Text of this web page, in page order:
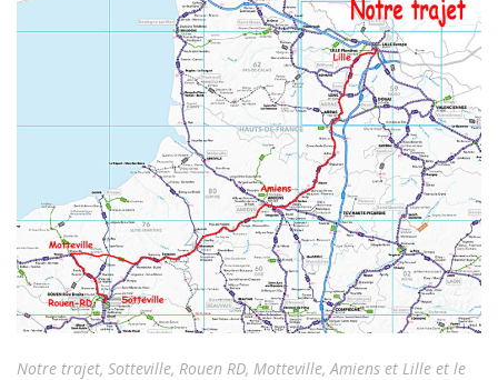
Notre trajet, Sotteville, Rouen RD, Motteville, Amiens et Lille et le